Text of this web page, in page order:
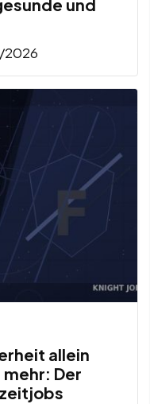
und
2026
allein
Der